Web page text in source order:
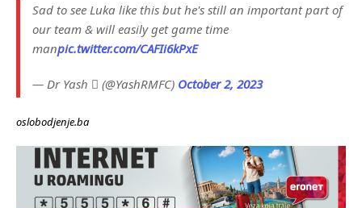
Sad to see Luka like this but he's still an important part of
our team & will easily get game time
manpic.twitter.com/CAFIi6kPxE
— Dr Yash  (@YashRMFC) October 2, 2023
oslobodjenje.ba